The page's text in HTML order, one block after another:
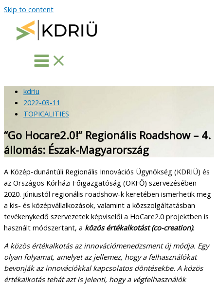
Skip to content
kdriu
2022-03-11
TOPICALITIES
“Go Hocare2.0!” Regionális Roadshow – 4.
állomás: Észak-Magyarország
A Közép-dunántúli Regionális Innovációs Ügynökség (KDRIÜ) és
az Országos Kórházi Főigazgatóság (OKFŐ) szervezésében
2020. júniustól regionális roadshow-k keretében ismerhetik meg
a kis- és középvállalkozások, valamint a közszolgáltatásban
tevékenykedő szervezetek képviselői a HoCare2.0 projektben is
használt módszertant, a közös értékalkotást (co-creation).
A közös értékalkotás az innovációmenedzsment új módja. Egy
olyan folyamat, amelyet az jellemez, hogy a felhasználókat
bevonják az innovációkkal kapcsolatos döntésekbe. A közös
értékalkotás tehát azt is jelenti, hogy a végfelhasználók